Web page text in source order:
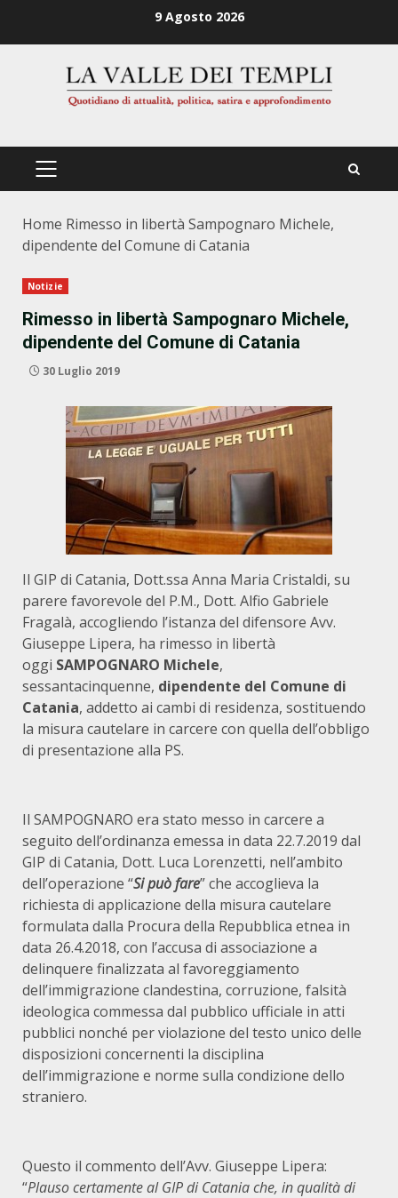
9 Agosto 2026
PRIMÄRES
Home Rimesso in libertà Sampognaro Michele,
dipendente del Comune di Catania
Notizie
Rimesso in libertà Sampognaro Michele,
dipendente del Comune di Catania
30 Luglio 2019
Il GIP di Catania, Dott.ssa Anna Maria Cristaldi, su
parere favorevole del P.M., Dott. Alfio Gabriele
Fragalà, accogliendo l’istanza del difensore Avv.
Giuseppe Lipera, ha rimesso in libertà
oggi SAMPOGNARO Michele,
sessantacinquenne, dipendente del Comune di
Catania, addetto ai cambi di residenza, sostituendo
la misura cautelare in carcere con quella dell’obbligo
di presentazione alla PS.
Il SAMPOGNARO era stato messo in carcere a
seguito dell’ordinanza emessa in data 22.7.2019 dal
GIP di Catania, Dott. Luca Lorenzetti, nell’ambito
dell’operazione “Si può fare” che accoglieva la
richiesta di applicazione della misura cautelare
formulata dalla Procura della Repubblica etnea in
data 26.4.2018, con l’accusa di associazione a
delinquere finalizzata al favoreggiamento
dell’immigrazione clandestina, corruzione, falsità
ideologica commessa dal pubblico ufficiale in atti
pubblici nonché per violazione del testo unico delle
disposizioni concernenti la disciplina
dell’immigrazione e norme sulla condizione dello
straniero.
Questo il commento dell’Avv. Giuseppe Lipera:
“Plauso certamente al GIP di Catania che, in qualità di